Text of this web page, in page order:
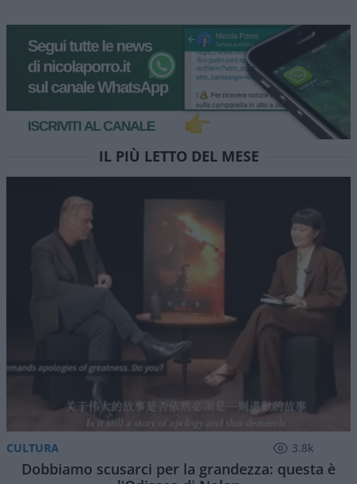
IL PIÙ LETTO DEL MESE
CULTURA 3.8k
Dobbiamo scusarci per la grandezza: questa è